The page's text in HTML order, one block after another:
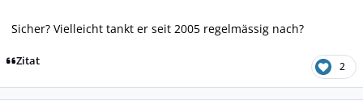
Sicher? Vielleicht tankt er seit 2005 regelmässig nach?
Zitat 2